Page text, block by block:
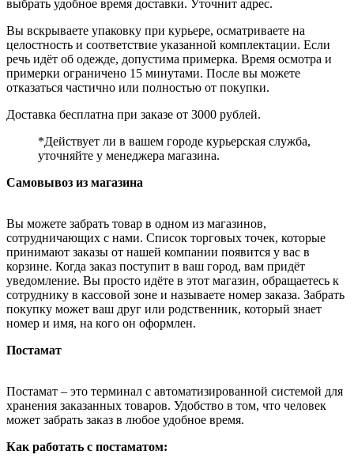
выбрать удобное время доставки. Уточнит адрес.
Вы вскрываете упаковку при курьере, осматриваете на
целостность и соответствие указанной комплектации. Если
речь идёт об одежде, допустима примерка. Время осмотра и
примерки ограничено 15 минутами. После вы можете
отказаться частично или полностью от покупки.
Доставка бесплатна при заказе от 3000 рублей.
*Действует ли в вашем городе курьерская служба,
уточняйте у менеджера магазина.
Самовывоз из магазина
Вы можете забрать товар в одном из магазинов,
сотрудничающих с нами. Список торговых точек, которые
принимают заказы от нашей компании появится у вас в
корзине. Когда заказ поступит в ваш город, вам придёт
уведомление. Вы просто идёте в этот магазин, обращаетесь к
сотруднику в кассовой зоне и называете номер заказа. Забрать
покупку может ваш друг или родственник, который знает
номер и имя, на кого он оформлен.
Постамат
Постамат – это терминал с автоматизированной системой для
хранения заказанных товаров. Удобство в том, что человек
может забрать заказ в любое удобное время.
Как работать с постаматом: